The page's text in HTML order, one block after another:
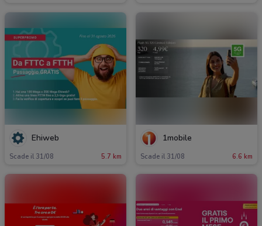
Ehiweb
Scade il 31/08 5.7 km
1mobile
Scade il 31/08 6.6 km